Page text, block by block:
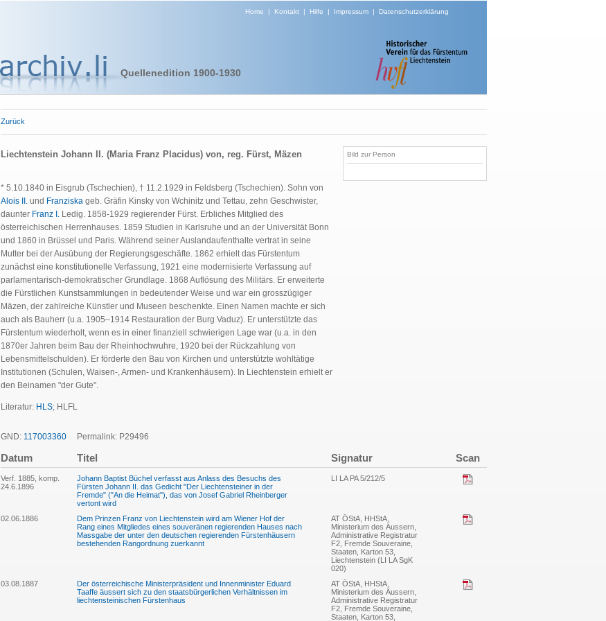
Home | Kontakt| Hilfe | Impressum| Datenschutzerklärung
Quellenedition 1900-1930
Zurück
Liechtenstein Johann II. (Maria Franz Placidus) von, reg. Fürst, Mäzen
* 5.10.1840 in Eisgrub (Tschechien), † 11.2.1929 in Feldsberg (Tschechien). Sohn von
Alois II. und Franziska geb. Gräfin Kinsky von Wchinitz und Tettau, zehn Geschwister,
daunter Franz I. Ledig. 1858-1929 regierender Fürst. Erbliches Mitglied des
österreichischen Herrenhauses. 1859 Studien in Karlsruhe und an der Universität Bonn
und 1860 in Brüssel und Paris. Während seiner Auslandaufenthalte vertrat in seine
Mutter bei der Ausübung der Regierungsgeschäfte. 1862 erhielt das Fürstentum
zunächst eine konstitutionelle Verfassung, 1921 eine modernisierte Verfassung auf
parlamentarisch-demokratischer Grundlage. 1868 Auflösung des Militärs. Er erweiterte
die Fürstlichen Kunstsammlungen in bedeutender Weise und war ein grosszügiger
Mäzen, der zahlreiche Künstler und Museen beschenkte. Einen Namen machte er sich
auch als Bauherr (u.a. 1905–1914 Restauration der Burg Vaduz). Er unterstützte das
Fürstentum wiederholt, wenn es in einer finanziell schwierigen Lage war (u.a. in den
1870er Jahren beim Bau der Rheinhochwuhre, 1920 bei der Rückzahlung von
Lebensmittelschulden). Er förderte den Bau von Kirchen und unterstützte wohltätige
Institutionen (Schulen, Waisen-, Armen- und Krankenhäusern). In Liechtenstein erhielt er
den Beinamen "der Gute".
Literatur: HLS; HLFL
GND: 117003360 Permalink: P29496
Bild zur Person
Datum Titel Signatur Scan
Verf. 1885, komp.
24.6.1896
Johann Baptist Büchel verfasst aus Anlass des Besuchs des
Fürsten Johann II. das Gedicht "Der Liechtensteiner in der
Fremde" ("An die Heimat"), das von Josef Gabriel Rheinberger
vertont wird
LI LA PA 5/212/5
02.06.1886
Dem Prinzen Franz von Liechtenstein wird am Wiener Hof der
Rang eines Mitgliedes eines souveränen regierenden Hauses nach
Massgabe der unter den deutschen regierenden Fürstenhäusern
bestehenden Rangordnung zuerkannt
AT ÖStA, HHStA,
Ministerium des Äussern,
Administrative Registratur
F2, Fremde Souveraine,
Staaten, Karton 53,
Liechtenstein (LI LA SgK
020)
03.08.1887
Der österreichische Ministerpräsident und Innenminister Eduard
Taaffe äussert sich zu den staatsbürgerlichen Verhältnissen im
liechtensteinischen Fürstenhaus
AT ÖStA, HHStA,
Ministerium des Äussern,
Administrative Registratur
F2, Fremde Souveraine,
Staaten, Karton 53,